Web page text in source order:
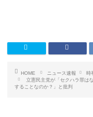
HOME ニュース速報
時
立憲民主党が「セクハラ罪は
することなのか？」と批判